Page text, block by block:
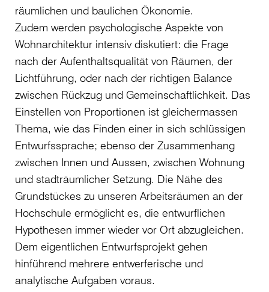
räumlichen und baulichen Ökonomie.
Zudem werden psychologische Aspekte von
Wohnarchitektur intensiv diskutiert: die Frage
nach der Aufenthaltsqualität von Räumen, der
Lichtführung, oder nach der richtigen Balance
zwischen Rückzug und Gemeinschaftlichkeit. Das
Einstellen von Proportionen ist gleichermassen
Thema, wie das Finden einer in sich schlüssigen
Entwurfssprache; ebenso der Zusammenhang
zwischen Innen und Aussen, zwischen Wohnung
und stadträumlicher Setzung. Die Nähe des
Grundstückes zu unseren Arbeitsräumen an der
Hochschule ermöglicht es, die entwurflichen
Hypothesen immer wieder vor Ort abzugleichen.
Dem eigentlichen Entwurfsprojekt gehen
hinführend mehrere entwerferische und
analytische Aufgaben voraus.